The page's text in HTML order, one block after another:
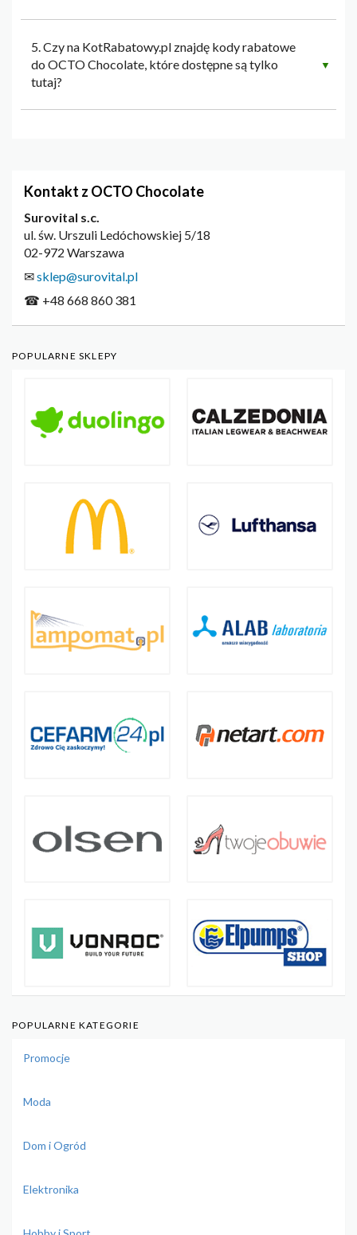
5. Czy na KotRabatowy.pl znajdę kody rabatowe
do OCTO Chocolate, które dostępne są tylko
tutaj?
▼
Kontakt z OCTO Chocolate
Surovital s.c.
ul. św. Urszuli Ledóchowskiej 5/18
02-972 Warszawa
✉sklep@surovital.pl
☎ +48 668 860 381
POPULARNE SKLEPY
POPULARNE KATEGORIE
Promocje
Moda
Dom i Ogród
Elektronika